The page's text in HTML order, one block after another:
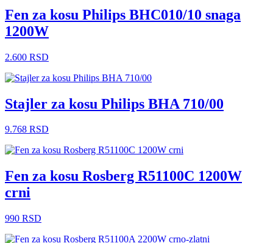
Fen za kosu Philips BHC010/10 snaga
1200W
2.600 RSD
Stajler za kosu Philips BHA 710/00
9.768 RSD
Fen za kosu Rosberg R51100C 1200W
crni
990 RSD